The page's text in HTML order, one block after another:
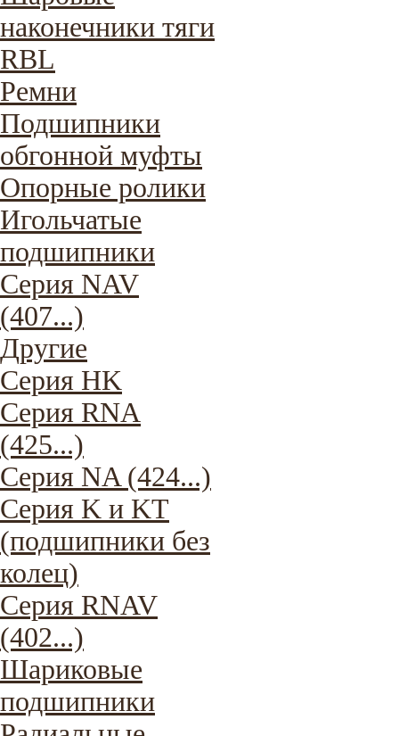
наконечники тяги
RBL
Ремни
Подшипники
обгонной муфты
Опорные ролики
Игольчатые
подшипники
Серия NAV
(407...)
Другие
Серия HK
Серия RNA
(425...)
Серия NA (424...)
Серия K и KT
(подшипники без
колец)
Серия RNAV
(402...)
Шариковые
подшипники